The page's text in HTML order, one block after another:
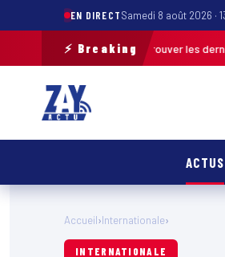
EN DIRECTSamedi 8 août 2026 ·
⚡ Breaking
terrain pour retrouver les derniers
ACTUS
Accueil›Internationale›
INTERNATIONALE